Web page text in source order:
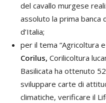
del cavallo murgese
assoluto la prima banca
d’Italia;
per il tema “Agricoltura
Corilus, Corilicoltura
Basilicata ha ottenuto
sviluppare carte di
climatiche, verificare il